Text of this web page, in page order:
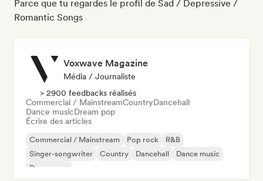
Parce que tu regardes le profil de Sad / Depressive /
Romantic Songs
Voxwave Magazine
Média / Journaliste
> 2900 feedbacks réalisés
Commercial / MainstreamCountryDancehall
Dance musicDream pop
Écrire des articles
Commercial / Mainstream Pop rock
R&B
Singer-songwriter
Country Dancehall
Dance music
Dream pop